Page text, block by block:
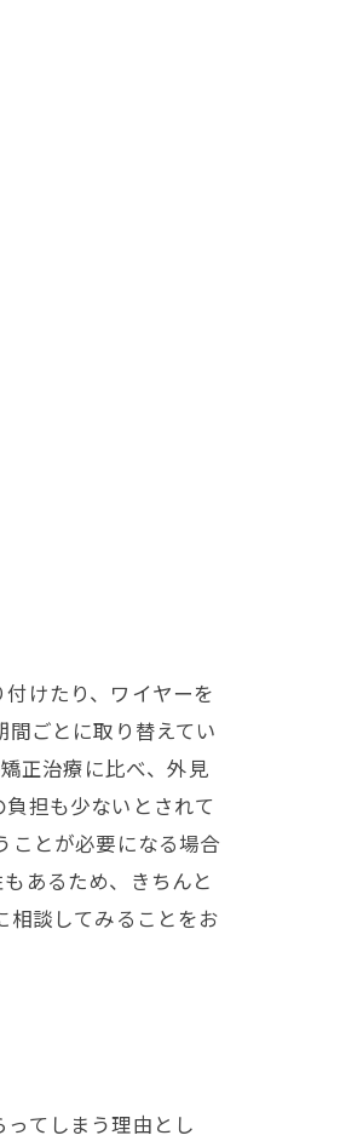
けたり、ワイヤーを
ごとに取り替えてい
正治療に比べ、外見
担も少ないとされて
ことが必要になる場合
あるため、きちんと
相談してみることをお
てしまう理由とし